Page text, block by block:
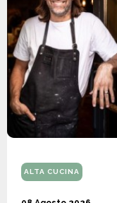
ALTA CUCINA